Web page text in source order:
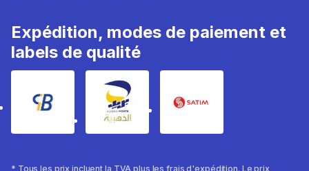
Expédition, modes de paiement et
labels de qualité
* Tous les prix incluent la TVA plus les frais d'expédition. Le prix